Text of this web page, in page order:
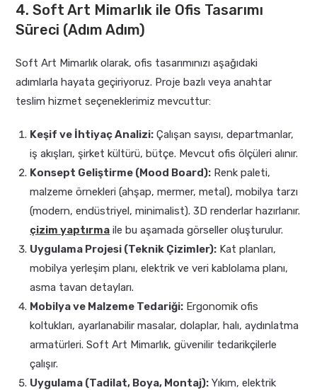
4. Soft Art Mimarlık ile Ofis Tasarımı
Süreci (Adım Adım)
Soft Art Mimarlık olarak, ofis tasarımınızı aşağıdaki
adımlarla hayata geçiriyoruz. Proje bazlı veya anahtar
teslim hizmet seçeneklerimiz mevcuttur:
Keşif ve İhtiyaç Analizi: Çalışan sayısı, departmanlar,
iş akışları, şirket kültürü, bütçe. Mevcut ofis ölçüleri alınır.
Konsept Geliştirme (Mood Board): Renk paleti,
malzeme örnekleri (ahşap, mermer, metal), mobilya tarzı
(modern, endüstriyel, minimalist). 3D renderlar hazırlanır.
çizim yaptırma ile bu aşamada görseller oluşturulur.
Uygulama Projesi (Teknik Çizimler): Kat planları,
mobilya yerleşim planı, elektrik ve veri kablolama planı,
asma tavan detayları.
Mobilya ve Malzeme Tedariği: Ergonomik ofis
koltukları, ayarlanabilir masalar, dolaplar, halı, aydınlatma
armatürleri. Soft Art Mimarlık, güvenilir tedarikçilerle
çalışır.
Uygulama (Tadilat, Boya, Montaj): Yıkım, elektrik